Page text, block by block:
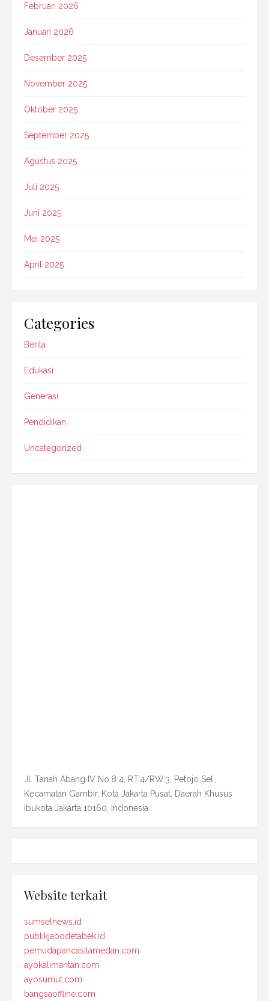
Februari 2026
Januari 2026
Desember 2025
November 2025
Oktober 2025
September 2025
Agustus 2025
Juli 2025
Juni 2025
Mei 2025
April 2025
Categories
Berita
Edukasi
Generasi
Pendidikan
Uncategorized
Jl. Tanah Abang IV No.8 4, RT.4/RW.3, Petojo Sel.,
Kecamatan Gambir, Kota Jakarta Pusat, Daerah Khusus
Ibukota Jakarta 10160, Indonesia
Website terkait
sumselnews.id
publikjabodetabek.id
pemudapancasilamedan.com
ayokalimantan.com
ayosumut.com
bangsaoffline.com